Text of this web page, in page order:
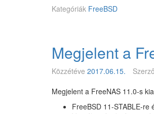
(
r
ű
)
e
n
D
1
9
8
e
i
Kategóriák FreeBSD
Megjelent a
Közzétéve 2017.06.15. Szerző
Megjelent a FreeNAS 11.0-s
FreeBSD 11-STABLE-